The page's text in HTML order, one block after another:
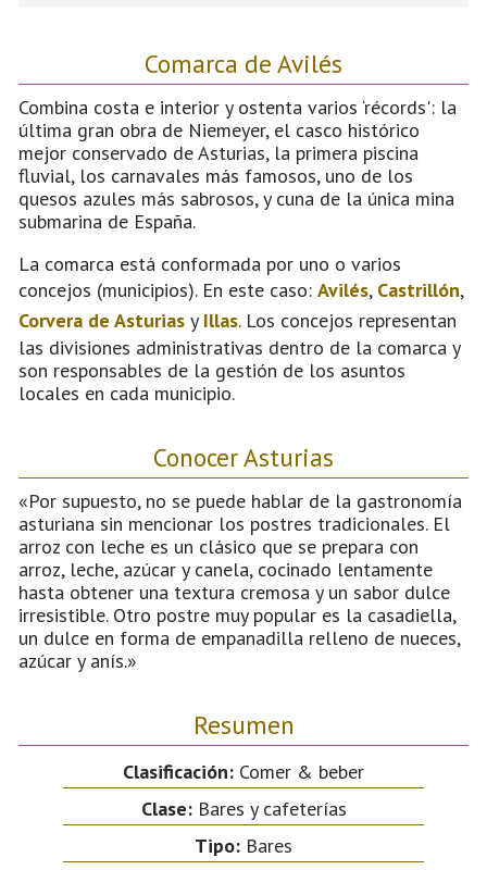
Comarca de Avilés
Combina costa e interior y ostenta varios ‘récords': la
última gran obra de Niemeyer, el casco histórico
mejor conservado de Asturias, la primera piscina
fluvial, los carnavales más famosos, uno de los
quesos azules más sabrosos, y cuna de la única mina
submarina de España.
La comarca está conformada por uno o varios
concejos (municipios). En este caso: Avilés, Castrillón,
Corvera de Asturias y Illas. Los concejos representan
las divisiones administrativas dentro de la comarca y
son responsables de la gestión de los asuntos
locales en cada municipio.
Conocer Asturias
«Por supuesto, no se puede hablar de la gastronomía
asturiana sin mencionar los postres tradicionales. El
arroz con leche es un clásico que se prepara con
arroz, leche, azúcar y canela, cocinado lentamente
hasta obtener una textura cremosa y un sabor dulce
irresistible. Otro postre muy popular es la casadiella,
un dulce en forma de empanadilla relleno de nueces,
azúcar y anís.»
Resumen
Clasificación: Comer & beber
Clase:Bares y cafeterías
Tipo: Bares